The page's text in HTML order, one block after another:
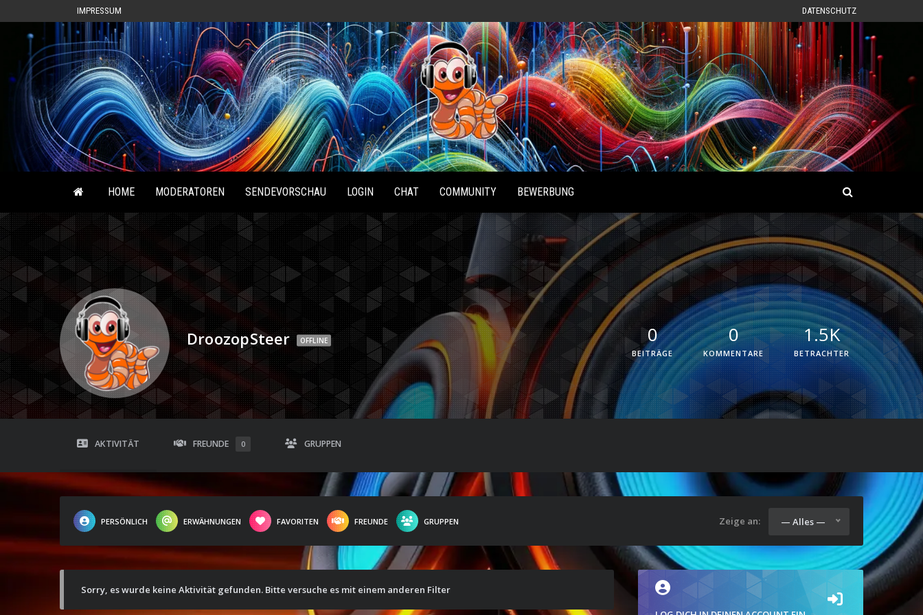
IMPRESSUM DATENSCHUTZ
Radio
Waterlu
HOME MODERATOREN SENDEVORSCHAU LOGIN CHAT COMMUNITY BEWERBUNG
DroozopSteer OFFLINE 0
BEITRÄGE
0
KOMMENTARE
1.5K
BETRACHTER
AKTIVITÄT FREUNDE 0 GRUPPEN
PERSÖNLICH ERWÄHNUNGEN FAVORITEN FREUNDE GRUPPEN Zeige an: — Alles —
Sorry, es wurde keine Aktivität gefunden. Bitte versuche es mit einem anderen Filter